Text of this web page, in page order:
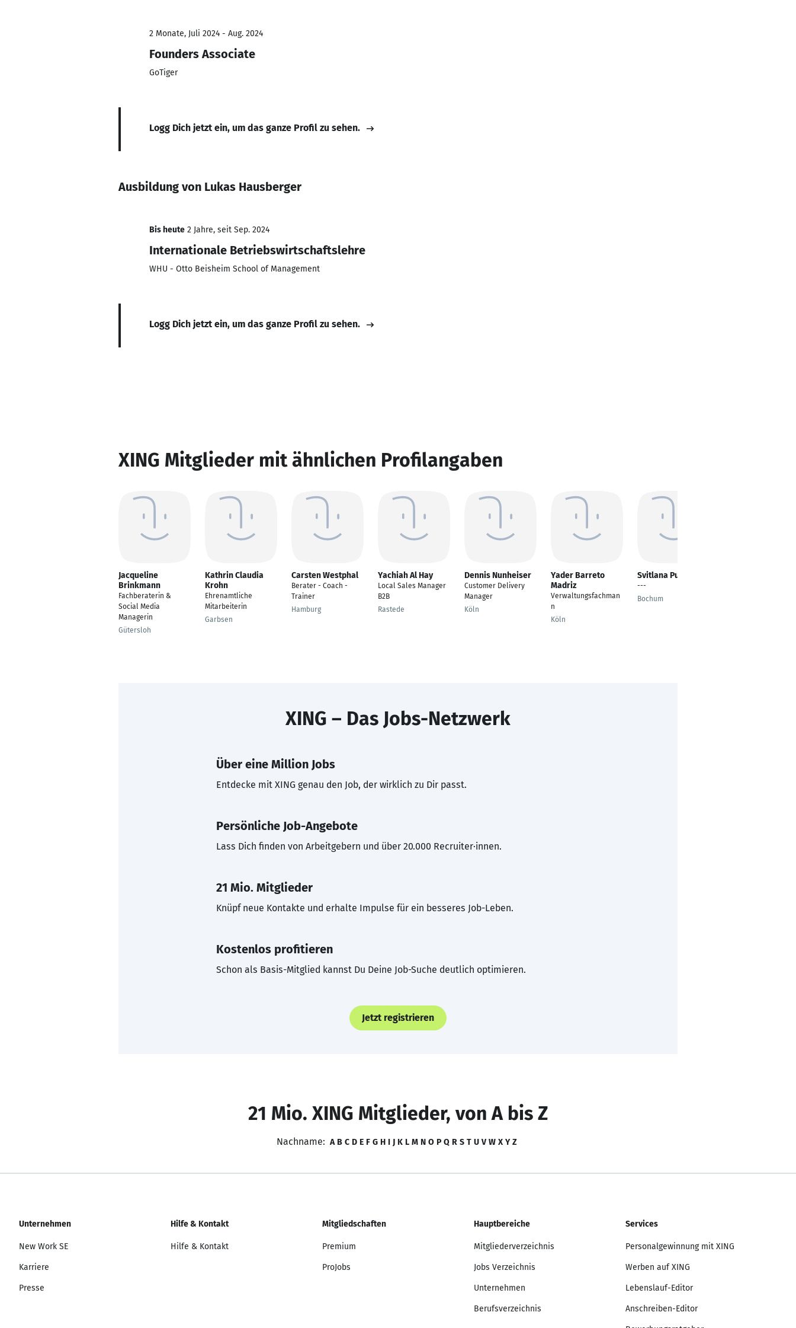
2 Monate, Juli 2024 - Aug. 2024
Founders Associate
GoTiger
Logg Dich jetzt ein, um das ganze Profil zu sehen.
Ausbildung von Lukas Hausberger
Bis heute 2 Jahre, seit Sep. 2024
Internationale Betriebswirtschaftslehre
WHU - Otto Beisheim School of Management
Logg Dich jetzt ein, um das ganze Profil zu sehen.
XING Mitglieder mit ähnlichen Profilangaben
Jacqueline
Brinkmann
Fachberaterin &
Social Media
Managerin
Gütersloh
Kathrin Claudia
Krohn
Ehrenamtliche
Mitarbeiterin
Garbsen
Carsten Westphal
Berater - Coach -
Trainer
Hamburg
Yachiah Al Hay
Local Sales Manager
B2B
Rastede
Dennis Nunheiser
Customer Delivery
Manager
Köln
Yader Barreto
Madriz
Verwaltungsfachman
n
Köln
Svitlana Pushkar
---
Bochum
XING – Das Jobs-Netzwerk
Über eine Million Jobs
Entdecke mit XING genau den Job, der wirklich zu Dir passt.
Persönliche Job-Angebote
Lass Dich finden von Arbeitgebern und über 20.000 Recruiter·innen.
21 Mio. Mitglieder
Knüpf neue Kontakte und erhalte Impulse für ein besseres Job-Leben.
Kostenlos profitieren
Schon als Basis-Mitglied kannst Du Deine Job-Suche deutlich optimieren.
Jetzt registrieren
21 Mio. XING Mitglieder, von A bis Z
Nachname: A B C D E F G H I J K L M N O P Q R S T U V W X Y Z
Unternehmen
New Work SE
Karriere
Presse
Hilfe & Kontakt
Hilfe & Kontakt
Mitgliedschaften
Premium
ProJobs
Hauptbereiche
Mitgliederverzeichnis
Jobs Verzeichnis
Unternehmen
Berufsverzeichnis
Services
Personalgewinnung mit XING
Werben auf XING
Lebenslauf-Editor
Anschreiben-Editor